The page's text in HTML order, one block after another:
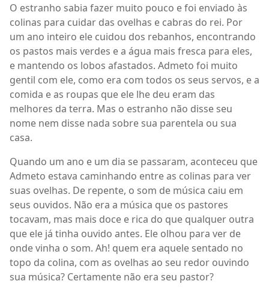
O estranho sabia fazer muito pouco e foi enviado às
colinas para cuidar das ovelhas e cabras do rei. Por
um ano inteiro ele cuidou dos rebanhos, encontrando
os pastos mais verdes e a água mais fresca para eles,
e mantendo os lobos afastados. Admeto foi muito
gentil com ele, como era com todos os seus servos, e a
comida e as roupas que ele lhe deu eram das
melhores da terra. Mas o estranho não disse seu
nome nem disse nada sobre sua parentela ou sua
casa.
Quando um ano e um dia se passaram, aconteceu que
Admeto estava caminhando entre as colinas para ver
suas ovelhas. De repente, o som de música caiu em
seus ouvidos. Não era a música que os pastores
tocavam, mas mais doce e rica do que qualquer outra
que ele já tinha ouvido antes. Ele olhou para ver de
onde vinha o som. Ah! quem era aquele sentado no
topo da colina, com as ovelhas ao seu redor ouvindo
sua música? Certamente não era seu pastor?